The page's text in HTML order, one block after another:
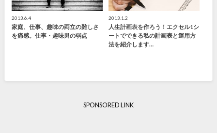
2013.6.4
家庭、仕事、趣味の両立の難しさ
を痛感。仕事・趣味男の弱点
2013.1.2
人生計画表を作ろう！エクセル1シ
ートでできる私の計画表と運用方
法を紹介します…
SPONSORED LINK